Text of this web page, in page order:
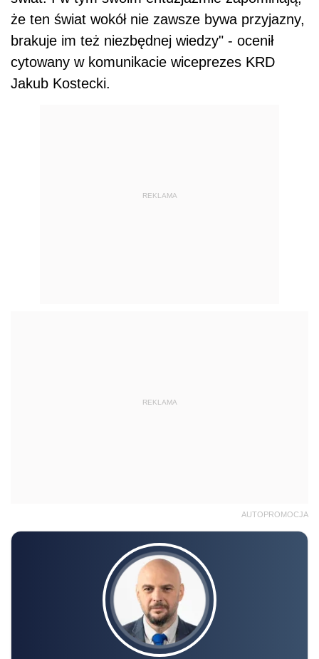
że ten świat wokół nie zawsze bywa przyjazny,
brakuje im też niezbędnej wiedzy" - ocenił
cytowany w komunikacie wiceprezes KRD
Jakub Kostecki.
REKLAMA
REKLAMA
AUTOPROMOCJA